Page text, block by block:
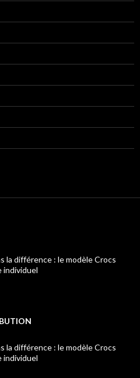
la différence : le modèle Crocs
individuel
la différence : le modèle Crocs
individuel